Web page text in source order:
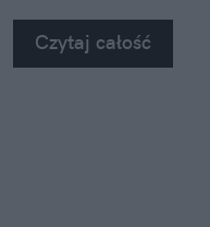
Czytaj całość